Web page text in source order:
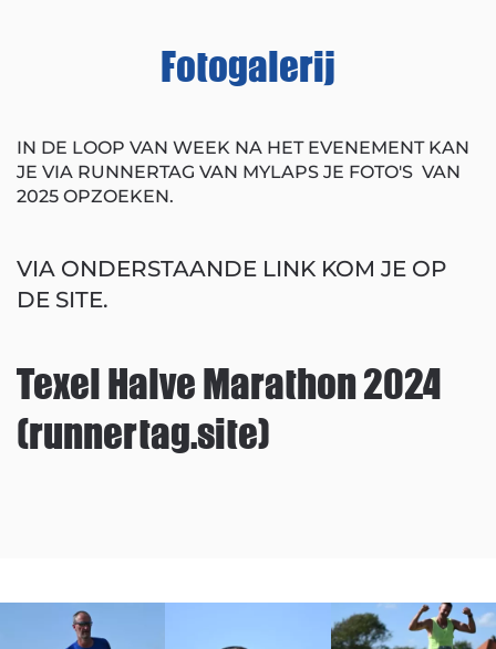
Fotogalerij
IN DE LOOP VAN WEEK NA HET EVENEMENT KAN
JE VIA RUNNERTAG VAN MYLAPS JE FOTO'S VAN
2025 OPZOEKEN.
VIA ONDERSTAANDE LINK KOM JE OP
DE SITE.
Texel Halve Marathon 2024
(runnertag.site)